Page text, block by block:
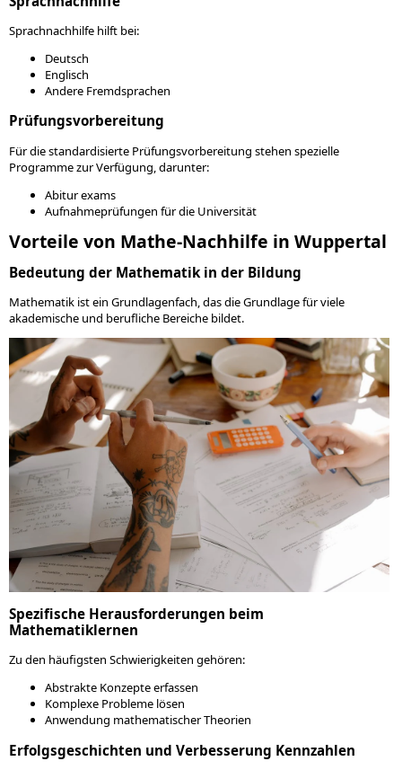
Sprachnachhilfe hilft bei:
Deutsch
Englisch
Andere Fremdsprachen
Prüfungsvorbereitung
Für die standardisierte Prüfungsvorbereitung stehen spezielle
Programme zur Verfügung, darunter:
Abitur exams
Aufnahmeprüfungen für die Universität
Vorteile von Mathe-Nachhilfe in Wuppertal
Bedeutung der Mathematik in der Bildung
Mathematik ist ein Grundlagenfach, das die Grundlage für viele
akademische und berufliche Bereiche bildet.
Spezifische Herausforderungen beim
Mathematiklernen
Zu den häufigsten Schwierigkeiten gehören:
Abstrakte Konzepte erfassen
Komplexe Probleme lösen
Anwendung mathematischer Theorien
Erfolgsgeschichten und Verbesserung Kennzahlen